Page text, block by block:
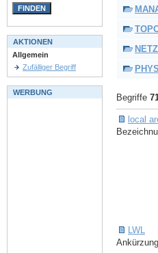
Begriffe
local
LWL
AKTIONEN
Allgemein
Zufälliger Begriff
WERBUNG